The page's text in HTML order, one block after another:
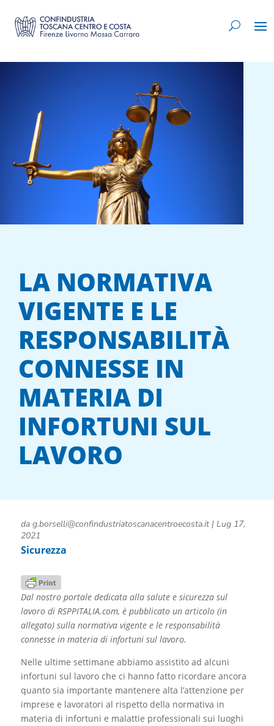
LA NORMATIVA
VIGENTE E LE
RESPONSABILITÀ
CONNESSE IN
MATERIA DI
INFORTUNI SUL
LAVORO
da g.borselli@confindustriatoscanacentroecosta.it| Lug 17,
2021
Sicurezza
Dal nostro portale dedicata alla salute e sicurezza sul
lavoro di RSPPITALIA.com, è pubblicato un articolo (in
allegato) sulla normativa vigente e le responsabilità
connesse in materia di infortuni sul lavoro.
Nelle ultime settimane abbiamo assistito ad alcuni
infortuni sul lavoro che ci hanno fatto ricordare ancora
quanto sia importante mantenere alta l’attenzione per
imprese e lavoratori al rispetto della normativa in
materia di infortuni e malattie professionali sui luoghi